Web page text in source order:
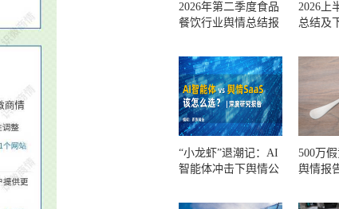
2026年第二季度食品
餐饮行业舆情总结报
测
2026上
总结及
“小龙虾”退潮记：AI
智能体冲击下舆情公
500万
舆情报
一环？